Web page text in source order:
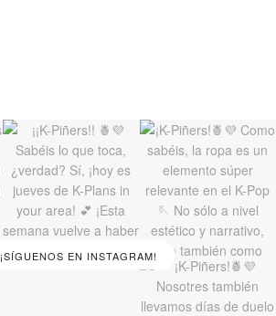
¡SÍGUENOS EN INSTAGRAM!